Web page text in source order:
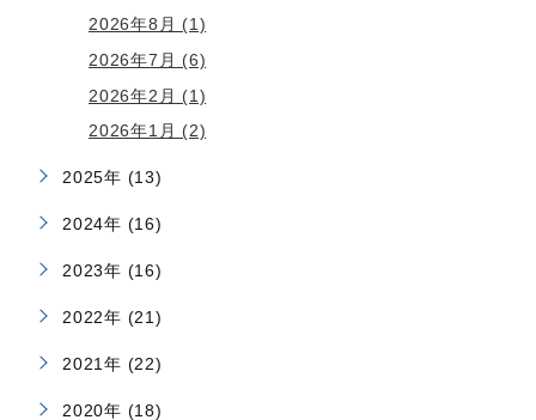
2026年8月 (1)
2026年7月 (6)
2026年2月 (1)
2026年1月 (2)
2025年 (13)
2024年 (16)
2023年 (16)
2022年 (21)
2021年 (22)
2020年 (18)